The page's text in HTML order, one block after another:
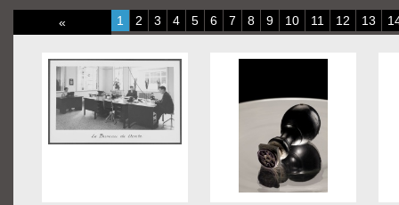
« 1 2 3 4 5 6 7 8 9 10 11 12 13